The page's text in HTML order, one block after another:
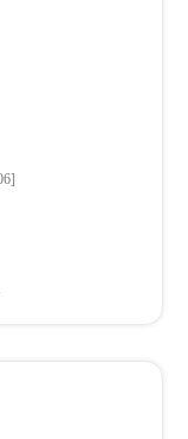
[elementor-template id="14806"]